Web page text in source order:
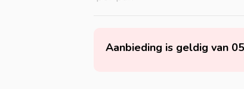
Aanbieding is geldig van